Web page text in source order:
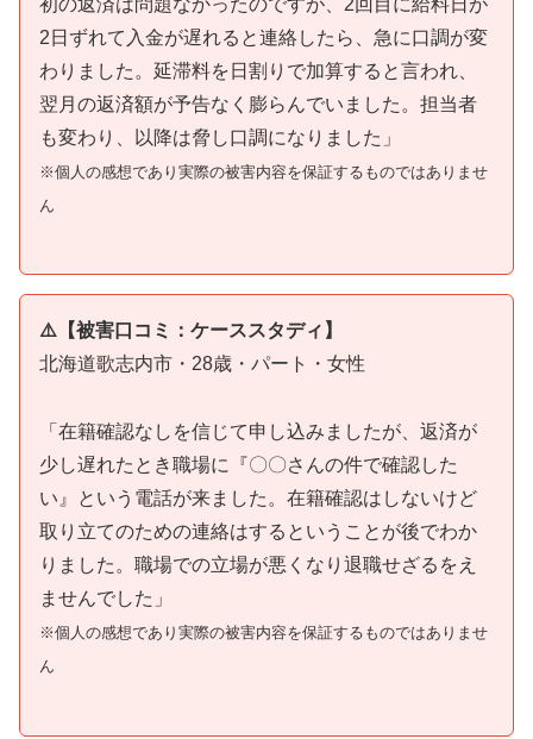
2日ずれて入金が遅れると連絡したら、急に口調が変
わりました。延滞料を日割りで加算すると言われ、
翌月の返済額が予告なく膨らんでいました。担当者
も変わり、以降は脅し口調になりました」
※個人の感想であり実際の被害内容を保証するものではありませ
ん
⚠️【被害口コミ：ケーススタディ】
北海道歌志内市・28歳・パート・女性
「在籍確認なしを信じて申し込みましたが、返済が
少し遅れたとき職場に『〇〇さんの件で確認した
い』という電話が来ました。在籍確認はしないけど
取り立てのための連絡はするということが後でわか
りました。職場での立場が悪くなり退職せざるをえ
ませんでした」
※個人の感想であり実際の被害内容を保証するものではありませ
ん